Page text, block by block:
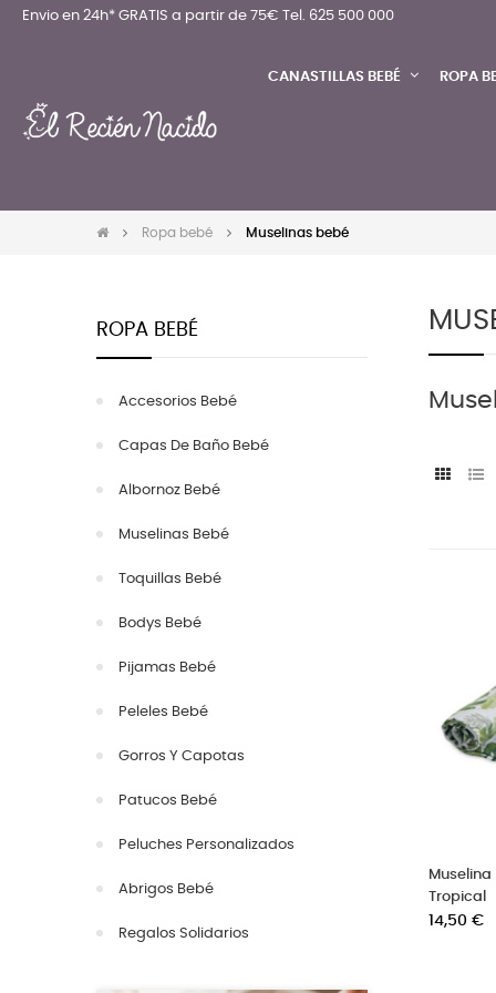
Envio en 24h* GRATIS a partir de 75€ Tel. 625 500 000
CANASTILLAS BEBÉ ROPA
Ropa bebé Muselinas bebé
ROPA BEBÉ
Accesorios Bebé
Capas De Baño Bebé
Albornoz Bebé
Muselinas Bebé
Toquillas Bebé
Bodys Bebé
Pijamas Bebé
Peleles Bebé
Gorros Y Capotas
Patucos Bebé
Peluches Personalizados
Abrigos Bebé
Regalos Solidarios
Tropical
Precio
14,50 €